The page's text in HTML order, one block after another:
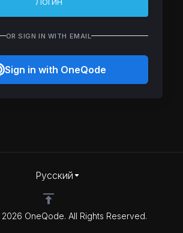
OR SIGN IN WITH EMAIL
Sign in with OneQode
OneQode. All Rights Reserved.
Русский